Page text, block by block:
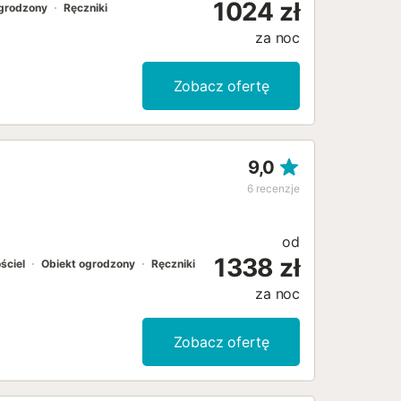
Ręczniki 1024 zł
za noc
Zobacz ofertę
9,0
6 recenzje
Obiekt ogrodzony Ręczniki
od
1338 zł
za noc
Zobacz ofertę